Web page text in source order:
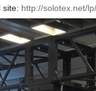
site: http://solotex.net/lp/